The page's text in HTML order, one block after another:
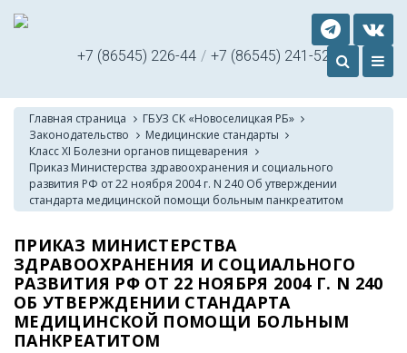
+7 (86545) 226-44 / +7 (86545) 241-52
Главная страница
ГБУЗ СК «Новоселицкая РБ»
Законодательство
Медицинские стандарты
Класс XI Болезни органов пищеварения
Приказ Министерства здравоохранения и социального
развития РФ от 22 ноября 2004 г. N 240 Об утверждении
стандарта медицинской помощи больным панкреатитом
ПРИКАЗ МИНИСТЕРСТВА
ЗДРАВООХРАНЕНИЯ И СОЦИАЛЬНОГО
РАЗВИТИЯ РФ ОТ 22 НОЯБРЯ 2004 Г. N 240
ОБ УТВЕРЖДЕНИИ СТАНДАРТА
МЕДИЦИНСКОЙ ПОМОЩИ БОЛЬНЫМ
ПАНКРЕАТИТОМ